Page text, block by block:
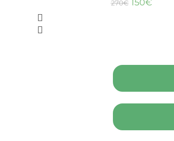
270€ 150€